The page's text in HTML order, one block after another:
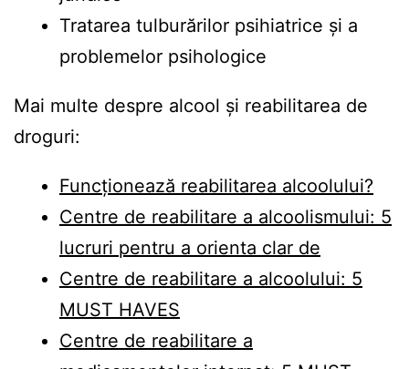
Tratarea tulburărilor psihiatrice și a
problemelor psihologice
Mai multe despre alcool și reabilitarea de
droguri:
Funcționează reabilitarea alcoolului?
Centre de reabilitare a alcoolismului: 5
lucruri pentru a orienta clar de
Centre de reabilitare a alcoolului: 5
MUST HAVES
Centre de reabilitare a